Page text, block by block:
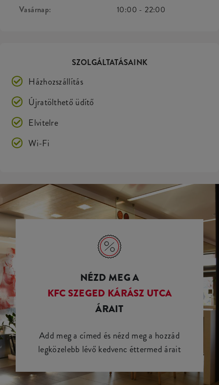
Vasárnap:
10:00 -22:00
SZOLGÁLTATÁSAINK
Házhozszállítás
Újratölthető üdítő
Elvitelre
Wi-Fi
NÉZD MEG A
KFC SZEGED KÁRÁSZ UTCA
ÁRAIT
Add meg a címed és nézd meg a hozzád
legközelebb lévő kedvenc éttermed árait